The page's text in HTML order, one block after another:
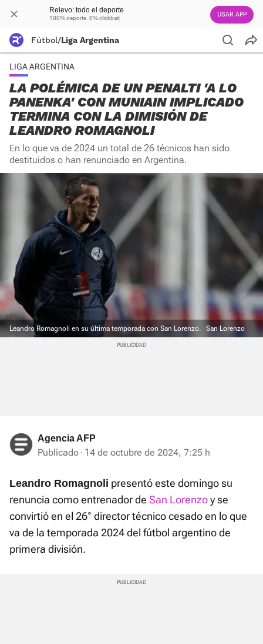
Relevo: todo el deporte
100% deporte. 0% clickbait USAR APP
Fútbol/Liga Argentina
LIGA ARGENTINA
LA POLÉMICA DE UN PENALTI 'A LO
PANENKA' CON MUNIAIN IMPLICADO
TERMINA CON LA DIMISIÓN DE
LEANDRO ROMAGNOLI
En lo que va de 2024 un total de 26 técnicos han sido
destituidos o han renunciado en Argentina.
Leandro Romagnoli en su última temporada con San Lorenzo. San Lorenzo
Agencia AFP
Publicado 14 de octubre de 2024, 7:25 h
Leandro Romagnoli presentó este domingo su
renuncia como entrenador de San Lorenzoy se
convirtió en el 26° director técnico cesado en lo que
va de la temporada 2024 del fútbol argentino de
primera división.